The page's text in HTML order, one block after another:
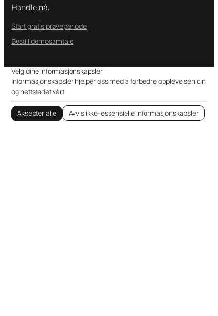
Handle nå.
Start gratis prøveperiode
Bestill demosamtale
Velg dine informasjonskapsler
Informasjonskapsler hjelper oss med å forbedre opplevelsen din
og nettstedet vårt
Aksepter alle
Avvis ikke-essensielle informasjonskapsler